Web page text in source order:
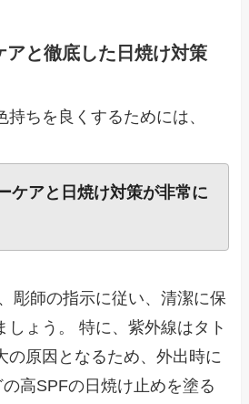
アと徹底した日焼け対策
持ちを良くするためには、
ケアと日焼け対策が非常に
彫師の指示に従い、清潔に保
しょう。 特に、紫外線はタト
の原因となるため、外出時に
高SPFの日焼け止めを塗る